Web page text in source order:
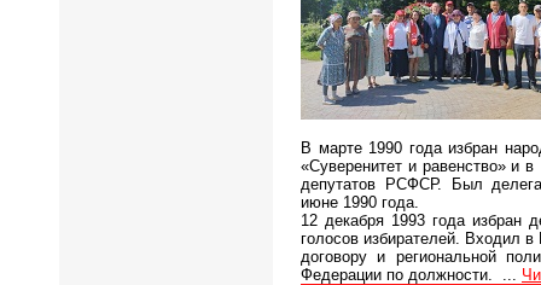
В марте 1990 года избран
«Суверенитет и равенство» и
депутатов РСФСР. Был
июне 1990 года.
12 декабря 1993 года избран
голосов избирателей. Входил
договору и региональной
Федерации по должности.